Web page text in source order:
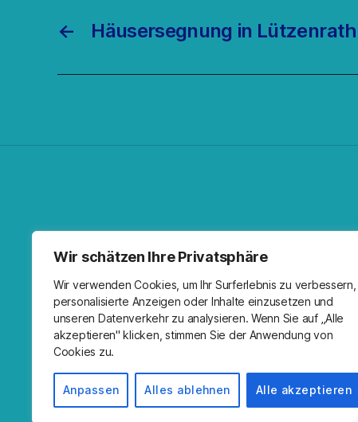
Wir schätzen Ihre Privatsphäre
Wir verwenden Cookies, um Ihr Surferlebnis zu verbessern,
personalisierte Anzeigen oder Inhalte einzusetzen und
unseren Datenverkehr zu analysieren. Wenn Sie auf „Alle
akzeptieren" klicken, stimmen Sie der Anwendung von
Cookies zu.
Anpassen Alles ablehnen Alle akzeptieren
← Häusersegnung in Lützenrath
© 2026Kirche Wandlitz Impressum